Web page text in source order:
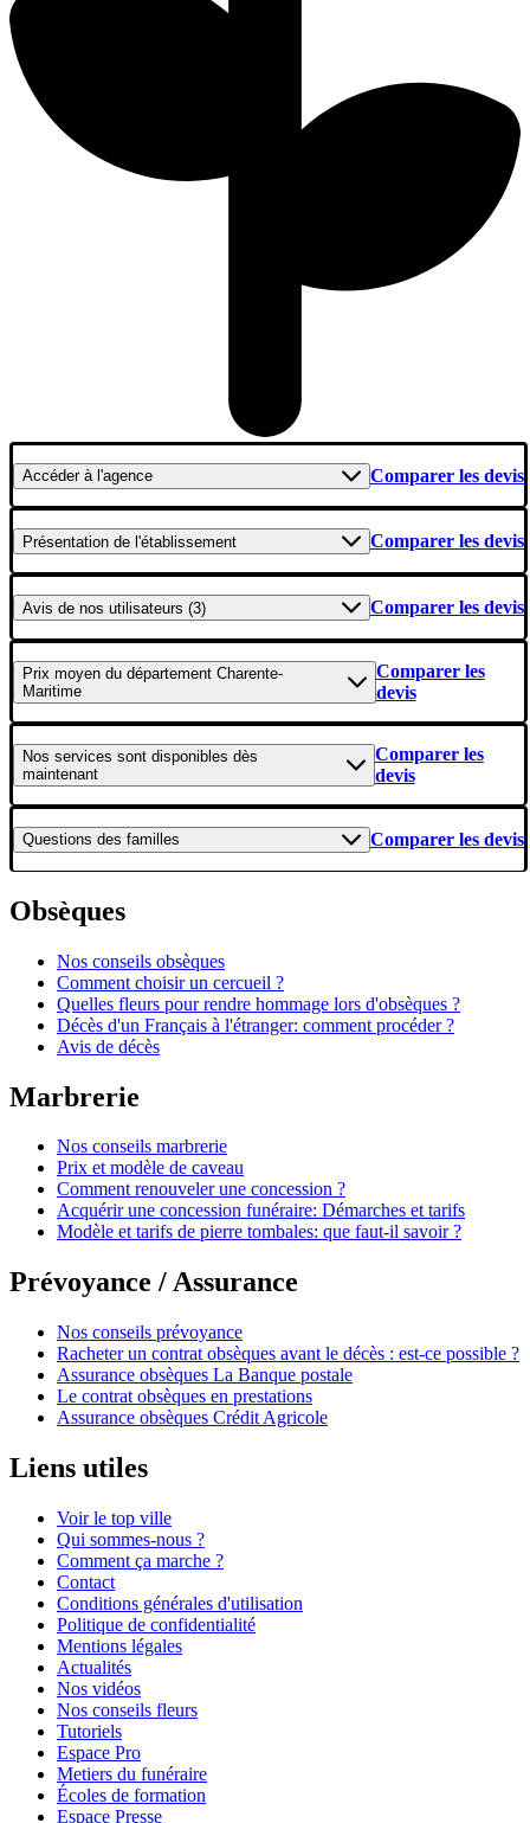
Accéderà l'agence Comparer les devis
Présentation de l'établissement Comparer les devis
Avis de nos utilisateurs (3) Comparer les devis
Prix moyen du département Charente-
Maritime
Comparer les
devis
Nos services sont disponibles dès
maintenant
Comparer les
devis
Questions des familles Comparer les devis
Obsèques
Nos conseils obsèques
Comment choisir un cercueil ?
Quelles fleurs pour rendre hommage lors d'obsèques ?
Décès d'un Français à l'étranger: comment procéder ?
Avis de décès
Marbrerie
Nos conseils marbrerie
Prix et modèle de caveau
Comment renouveler une concession ?
Acquérir une concession funéraire: Démarches et tarifs
Modèle et tarifs de pierre tombales: que faut-il savoir ?
Prévoyance / Assurance
Nos conseils prévoyance
Racheter un contrat obsèques avant le décès : est-ce possible ?
Assurance obsèques La Banque postale
Le contrat obsèques en prestations
Assurance obsèques Crédit Agricole
Liens utiles
Voir le top ville
Qui sommes-nous ?
Comment ça marche ?
Contact
Conditions générales d'utilisation
Politique de confidentialité
Mentions légales
Actualités
Nos vidéos
Nos conseils fleurs
Tutoriels
Espace Pro
Metiers du funéraire
Écoles de formation
Espace Presse